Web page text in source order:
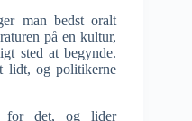
man bedst oralt
på en kultur,
sted at begynde.
lidt, og politikerne
for det, og lider